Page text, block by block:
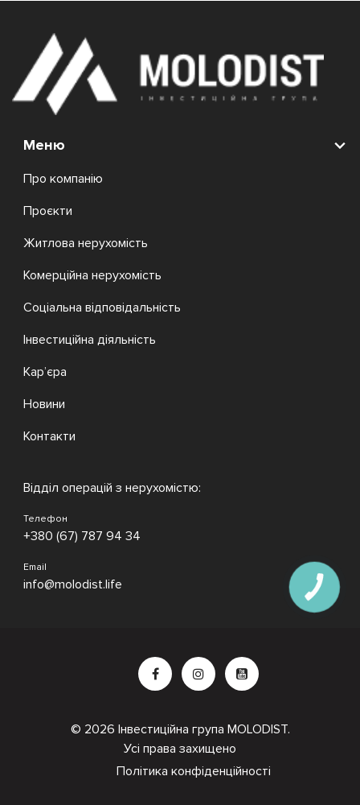
Меню
Про компанію
Проєкти
Житлова нерухомість
Комерційна нерухомість
Соціальна відповідальність
Інвестиційна діяльність
Кар’єра
Новини
Контакти
Відділ операцій з нерухомістю:
Телефон
+380 (67) 787 94 34
Email
info@molodist.life
© 2026 Інвестиційна група MOLODIST.
Усі права захищено
Політика конфіденційності
КНОПКА
ЗВ'ЯЗКУ